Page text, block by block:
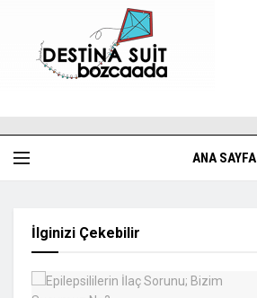
ANA SAYFA
İlginizi Çekebilir